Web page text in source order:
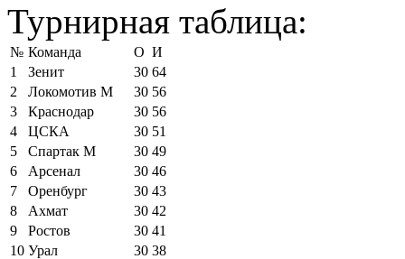
Турнирная таблица:
№ Команда О И
1
Зенит 30 64
2
Локомотив М 30 56
3
Краснодар 30 56
4
ЦСКА 30 51
5
Спартак М 30 49
6
Арсенал 30 46
7
Оренбург 30 43
8
Ахмат 30 42
9
Ростов 30 41
10 Урал 30 38